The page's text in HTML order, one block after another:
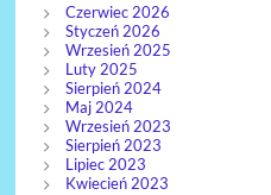
Czerwiec 2026
Styczeń 2026
Wrzesień 2025
Luty 2025
Sierpień 2024
Maj 2024
Wrzesień 2023
Sierpień 2023
Lipiec 2023
Kwiecień 2023